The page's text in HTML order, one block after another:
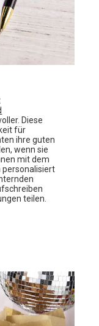
Diese
für
ihre guten
wenn sie
mit dem
personalisiert
teilen.